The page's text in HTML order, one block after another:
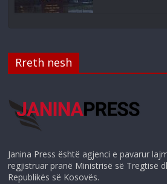
Rreth nesh
Janina Press është agjenci e pavarur
regjistruar pranë Ministrisë së Tregtisë
Republikës së Kosovës.